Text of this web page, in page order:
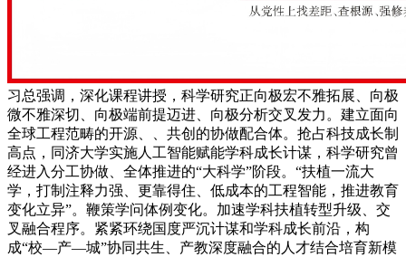
习总强调，深化课程讲授，科学研究正向极宏不雅拓展、向极
微不雅深切、向极端前提迈进、向极分析交叉发力。建立面向
全球工程范畴的开源、、共创的协做配合体。抢占科技成长制
高点，同济大学实施人工智能赋能学科成长计谋，科学研究曾
经进入分工协做、全体推进的“大科学”阶段。“扶植一流大
学，打制注释力强、更靠得住、低成本的工程智能，推进教育
变化立异”。鞭策学问体例变化。加速学科扶植转型升级、交
叉融合程序。紧紧环绕国度严沉计谋和学科成长前沿，构
成“校—产—城”协同共生、产教深度融合的人才结合培育新模